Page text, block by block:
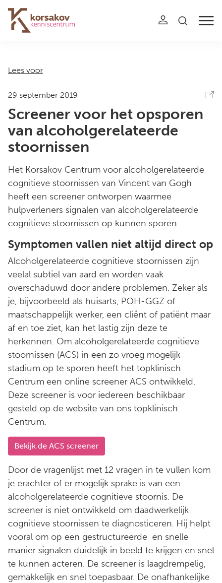
Navigation
Lees voor
29 september 2019
Screener voor het opsporen
van alcoholgerelateerde
stoornissen
Het Korsakov Centrum voor alcoholgerelateerde
cognitieve stoornissen van Vincent van Gogh
heeft een screener ontworpen waarmee
hulpverleners signalen van alcoholgerelateerde
cognitieve stoornissen op kunnen sporen.
Symptomen vallen niet altijd direct op
Alcoholgerelateerde cognitieve stoornissen zijn
veelal subtiel van aard en worden vaak
overschaduwd door andere problemen. Zeker als
je, bijvoorbeeld als huisarts, POH-GGZ of
maatschappelijk werker, een cliënt of patiënt maar
af en toe ziet, kan het lastig zijn deze te
herkennen. Om alcoholgerelateerde cognitieve
stoornissen (ACS) in een zo vroeg mogelijk
stadium op te sporen heeft het topklinisch
Centrum een online screener ACS ontwikkeld.
Deze screener is voor iedereen beschikbaar
gesteld op de website van ons topklinisch
Centrum.
Bekijk de ACS screener
Door de vragenlijst met 12 vragen in te vullen kom
je erachter of er mogelijk sprake is van een
alcoholgerelateerde cognitieve stoornis. De
screener is niet ontwikkeld om daadwerkelijk
cognitieve stoornissen te diagnosticeren. Hij helpt
vooral om op een gestructureerde en snelle
manier signalen duidelijk in beeld te krijgen en snel
te kunnen acteren. De screener is laagdrempelig,
gemakkelijk en snel toepasbaar. De onafhankelijke